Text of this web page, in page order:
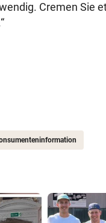
Cremen Sie